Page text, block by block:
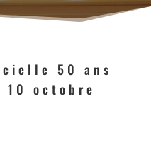
50 ans
octobre